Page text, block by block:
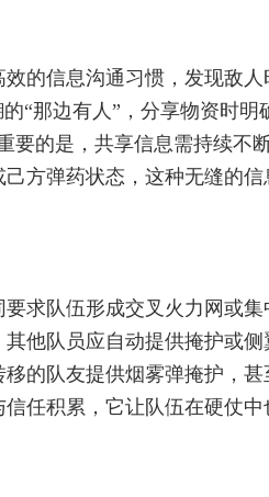
的信息沟通习惯，发现敌人
“那边有人”，分享物资时明
要的是，共享信息需持续不
方弹药状态，这种无缝的信
求队伍形成交叉火力网或
他队员应自动提供掩护或
的队友提供烟雾弹掩护，甚
任积累，它让队伍在硬仗中